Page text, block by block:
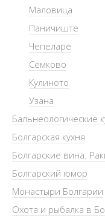
Маловица
Паничиште
Чепеларе
Семково
Кулиното
Узана
Бальнеологические
Болгарская кухня
Болгарские вина.
Болгарский юмор
Монастыри Болгарии
Охота и рыбалка в